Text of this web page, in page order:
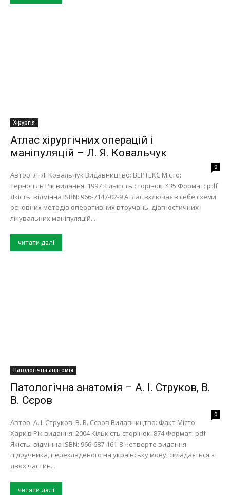
Хірургія
Атлас хірургічних операцій і
маніпуляцій – Л. Я. Ковальчук
0
Автор: Л. Я. Ковальчук Видавництво: ВЕРТЕКС Місто:
Тернопіль Рік видання: 1997 Кількість сторінок: 435 Формат: pdf
Якість: відмінна ISBN: 966-7147-02-9 Атлас включає в себе схеми
основних методів оперативних втручань, діагностичних і
лікувальних маніпуляцій...
читати далі
Патологічна анатомія
Патологічна анатомія – А. І. Струков, В.
В. Сєров
0
Автор: А. І. Струков, В. В. Сєров Видавництво: Факт Місто:
Харків Рік видання: 2004 Кількість сторінок: 874 Формат: pdf
Якість: відмінна ISBN: 966-687-161-8 Четверте видання
підручника, перекладеного на українську мову, складається з
двох частин...
читати далі